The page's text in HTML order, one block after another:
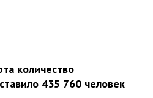
количество
435 760 человек